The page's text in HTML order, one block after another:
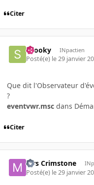
Citer
snooky INpactien
Posté(e) le 29 janvier
Que dit l'Observateur
?
eventvwr.msc dans
Citer
Mrs Crimstone
Posté(e) le 29 janvier